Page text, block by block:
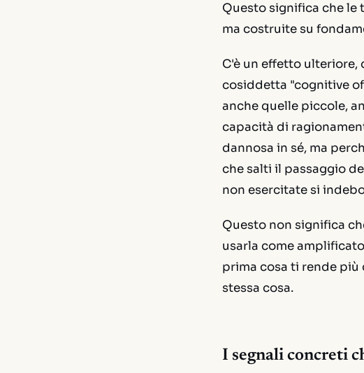
Questo significa che
ma costruite su
C'è un effetto ulteriore,
cosiddetta "cognitive
anche quelle piccole,
capacità di
dannosa in sé, ma
che salti il passaggio
non esercitate si
Questo non significa
usarla come
prima cosa ti rende più
stessa cosa.
I segnali concreti